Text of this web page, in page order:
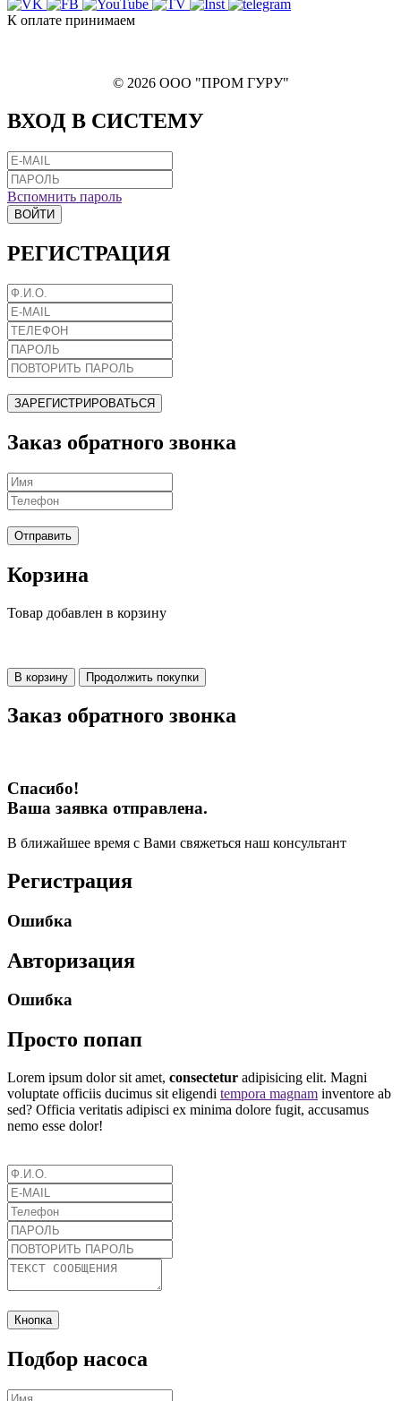
К оплате принимаем
© 2026 ООО "ПРОМ ГУРУ"
ВХОД В СИСТЕМУ
Вспомнить пароль
ВОЙТИ
РЕГИСТРАЦИЯ
ЗАРЕГИСТРИРОВАТЬСЯ
Заказ обратного звонка
Отправить
Корзина
Товар добавлен в корзину
В корзину Продолжить покупки
Заказ обратного звонка
Спасибо!
Ваша заявка отправлена.
В ближайшее время с Вами свяжеться наш консультант
Регистрация
Ошибка
Авторизация
Ошибка
Просто попап
Lorem ipsum dolor sit amet, consectetur adipisicing elit. Magni
voluptate officiis ducimus sit eligendi tempora magnam inventore ab
sed? Officia veritatis adipisci ex minima dolore fugit, accusamus
nemo esse dolor!
Кнопка
Подбор насоса